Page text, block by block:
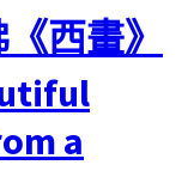
西畫》
a